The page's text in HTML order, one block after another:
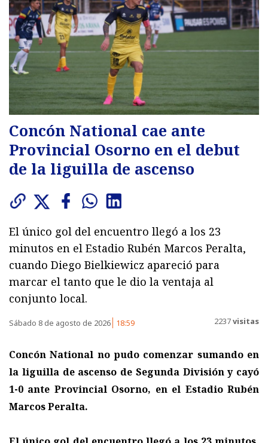
Concón National cae ante
Provincial Osorno en el debut
de la liguilla de ascenso
El único gol del encuentro llegó a los 23
minutos en el Estadio Rubén Marcos Peralta,
cuando Diego Bielkiewicz apareció para
marcar el tanto que le dio la ventaja al
conjunto local.
Sábado 8 de agosto de 2026 18:59 2237visitas
Concón National no pudo comenzar sumando en
la liguilla de ascenso de Segunda División y cayó
1-0 ante Provincial Osorno, en el Estadio Rubén
Marcos Peralta.